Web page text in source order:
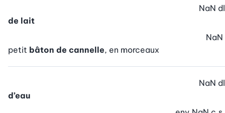
de lait
NaN dl
petit bâton de cannelle, en morceaux
NaN
d’eau
NaN dl